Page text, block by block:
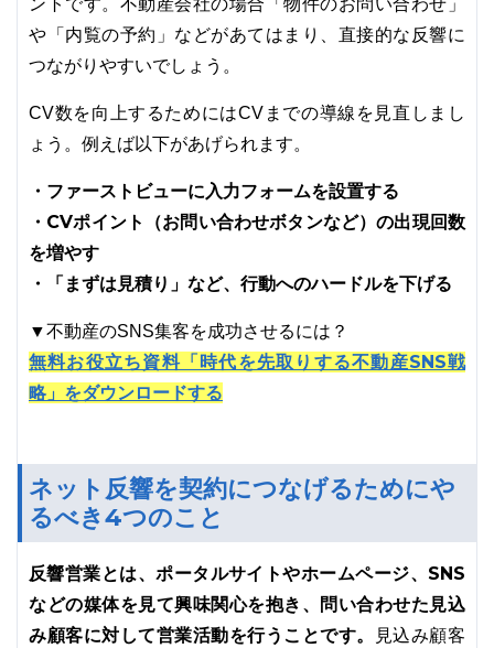
ントです。不動産会社の場合「物件のお問い合わせ」
や「内覧の予約」などがあてはまり、直接的な反響に
つながりやすいでしょう。
CV数を向上するためにはCVまでの導線を見直しまし
ょう。例えば以下があげられます。
・ファーストビューに入力フォームを設置する
・CVポイント（お問い合わせボタンなど）の出現回数
を増やす
・「まずは見積り」など、行動へのハードルを下げる
▼不動産のSNS集客を成功させるには？
無料お役立ち資料「時代を先取りする不動産SNS戦
略」をダウンロードする
ネット反響を契約につなげるためにや
るべき4つのこと
反響営業とは、ポータルサイトやホームページ、SNS
などの媒体を見て興味関心を抱き、問い合わせた見込
み顧客に対して営業活動を行うことです。
見込み顧客